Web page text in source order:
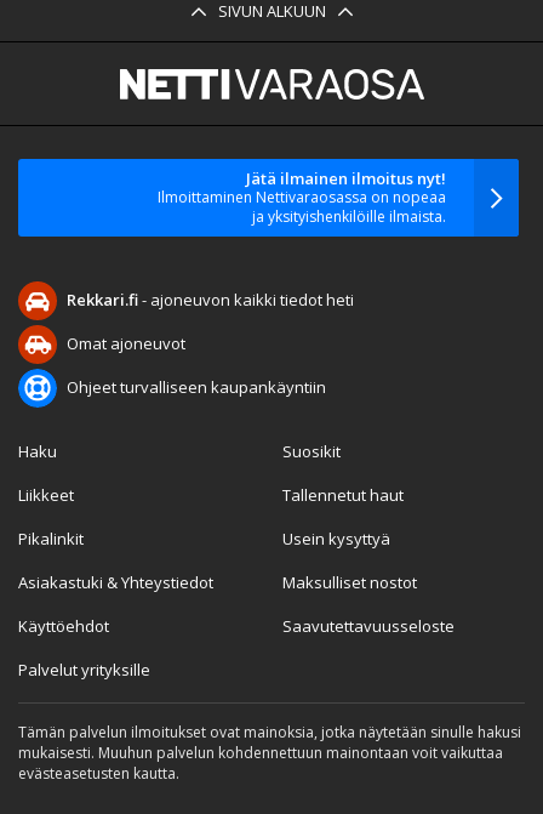
SIVUN ALKUUN
Jätä ilmainen ilmoitus nyt!
Ilmoittaminen Nettivaraosassa on nopeaa
ja yksityishenkilöille ilmaista.
Rekkari.fi- ajoneuvon kaikki tiedot heti
Omat ajoneuvot
Ohjeet turvalliseen kaupankäyntiin
Haku
Liikkeet
Pikalinkit
Asiakastuki & Yhteystiedot
Käyttöehdot
Palvelut yrityksille
Suosikit
Tallennetut haut
Usein kysyttyä
Maksulliset nostot
Saavutettavuusseloste
Tämän palvelun ilmoitukset ovat mainoksia, jotka näytetään sinulle hakusi
mukaisesti. Muuhun palvelun kohdennettuun mainontaan voit vaikuttaa
evästeasetusten kautta.